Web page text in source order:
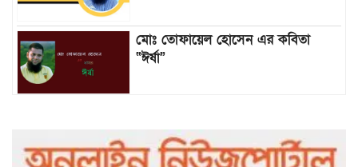
মোঃ তোফায়েল হোসেন এর কবিতা
“ঈর্ষা”
আটকে পড়া ১০ পর্যটককে উদ্ধার করল
পুলিশ ও ফায়ার সার্ভিস